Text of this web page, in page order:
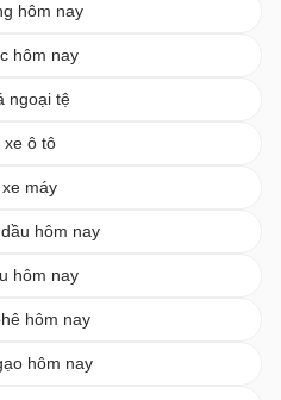
hôm nay
hôm nay
ngoại tệ
xe ô tô
máy
hôm nay
hôm nay
hôm nay
hôm nay